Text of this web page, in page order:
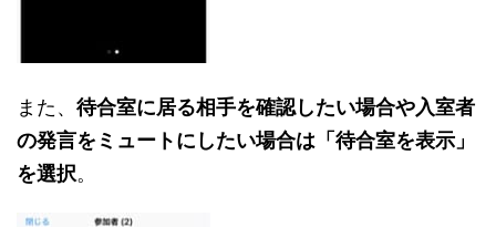
また、 待合室に居る相手を確認したい場合や入室者
の発言をミュートにしたい場合は「待合室を表示」
を選択。